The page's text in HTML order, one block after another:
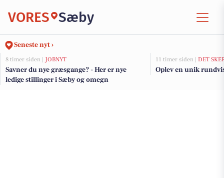
VORES Sæby
Seneste nyt ›
8 timer siden | JOBNYT
Savner du nye græsgange? - Her er nye
ledige stillinger i Sæby og omegn
11 timer siden | DET
Oplev en unik